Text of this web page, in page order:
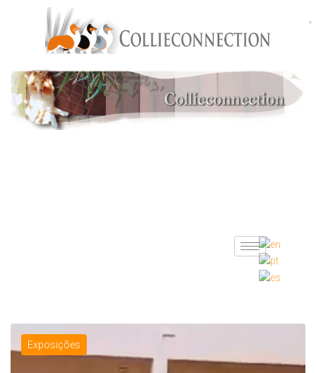
Exposições